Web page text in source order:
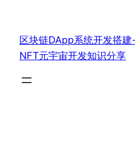
区块链DApp系统开发搭建
NFT元宇宙开发知识分享